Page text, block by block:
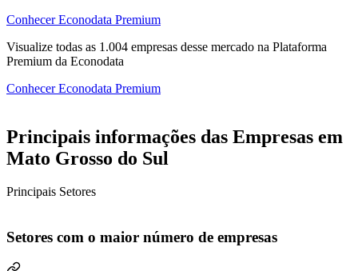
Conhecer Econodata Premium
Visualize todas as 1.004 empresas desse mercado na Plataforma
Premium da Econodata
Conhecer Econodata Premium
Principais informações das Empresas em
Mato Grosso do Sul
Principais Setores
Setores com o maior número de empresas